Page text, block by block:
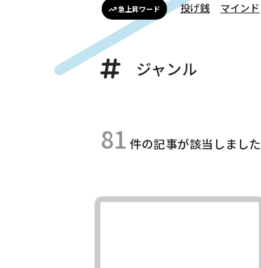
急上昇ワード 投げ銭 マインド
ジャンル
81 件の記事が該当しました